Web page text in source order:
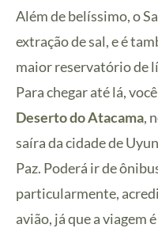
Além de belíssimo, o
extração de sal, e é
maior reservatório de
Para chegar até lá,
Deserto do Atacama,
saíra da cidade de
Paz. Poderá ir de
particularmente,
avião, já que a viagem